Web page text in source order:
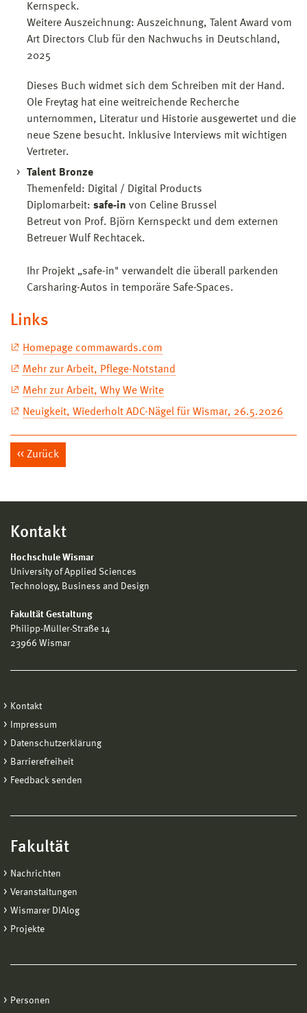
Kernspeck.
Weitere Auszeichnung: Auszeichnung, Talent Award vom
Art Directors Club für den Nachwuchs in Deutschland,
2025
Dieses Buch widmet sich dem Schreiben mit der Hand.
Ole Freytag hat eine weitreichende Recherche
unternommen, Literatur und Historie ausgewertet und die
neue Szene besucht. Inklusive Interviews mit wichtigen
Vertreter.
Talent Bronze
Themenfeld: Digital / Digital Products
Diplomarbeit: safe-in von Celine Brussel
Betreut von Prof. Björn Kernspeckt und dem externen
Betreuer Wulf Rechtacek.
Ihr Projekt „safe-in" verwandelt die überall parkenden
Carsharing-Autos in temporäre Safe-Spaces.
Links
Homepage commawards.com
Mehr zur Arbeit, Pflege-Notstand
Mehr zur Arbeit, Why We Write
Neuigkeit, Wiederholt ADC-Nägel für Wismar, 26.5.2026
Zurück
Kontakt
Hochschule Wismar
University of Applied Sciences
Technology, Business and Design
Fakultät Gestaltung
Philipp-Müller-Straße 14
23966 Wismar
Kontakt
Impressum
Datenschutzerklärung
Barrierefreiheit
Feedback senden
Fakultät
Nachrichten
Veranstaltungen
Wismarer DIAlog
Projekte
Personen